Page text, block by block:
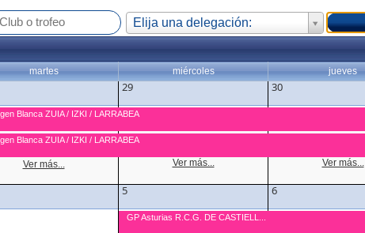
Elija una delegación:
martes miércoles jueves
Blanca ZUIA / IZKI / LARRABEA
Blanca ZUIA / IZKI / LARRABEA
Ver más...
29
Ver más...
30
Ver más...
5
GP Asturias R.C.G. DE CASTIELL...
6